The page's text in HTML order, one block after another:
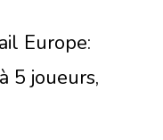
Europe:
5 joueurs,